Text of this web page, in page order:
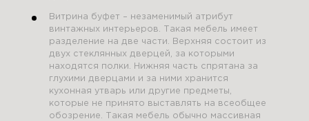
Витрина буфет – незаменимый атрибут
винтажных интерьеров. Такая мебель имеет
разделение на две части. Верхняя состоит из
двух стеклянных дверцей, за которыми
находятся полки. Нижняя часть спрятана за
глухими дверцами и за ними хранится
кухонная утварь или другие предметы,
которые не принято выставлять на всеобщее
обозрение. Такая мебель обычно массивная